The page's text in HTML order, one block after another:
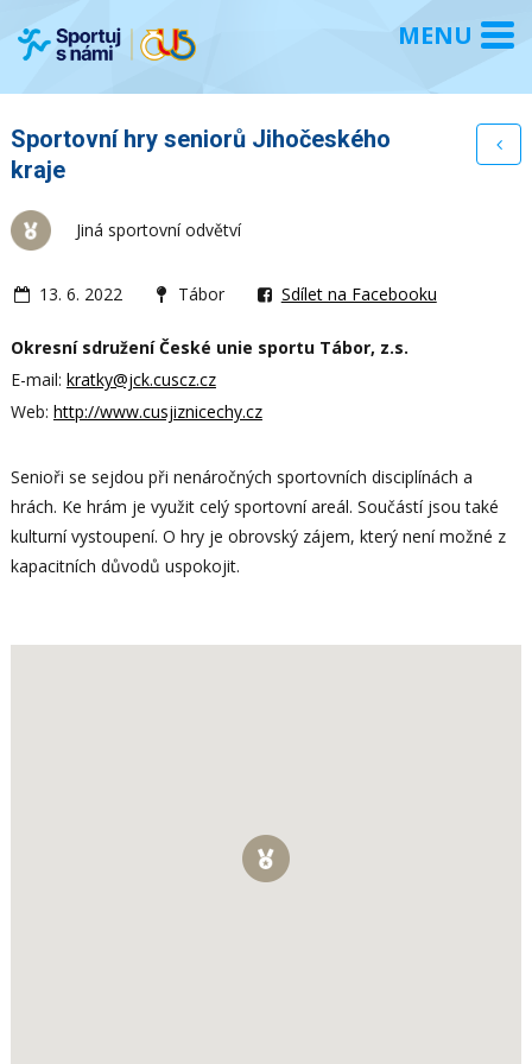
Sportovní hry seniorů Jihočeského
kraje
Jiná sportovní odvětví
13. 6. 2022 Tábor Sdílet na Facebooku
Okresní sdružení České unie sportu Tábor, z.s.
E-mail: kratky@jck.cuscz.cz
Web: http://www.cusjiznicechy.cz
Senioři se sejdou při nenáročných sportovních disciplínách a
hrách. Ke hrám je využit celý sportovní areál. Součástí jsou také
kulturní vystoupení. O hry je obrovský zájem, který není možné z
kapacitních důvodů uspokojit.